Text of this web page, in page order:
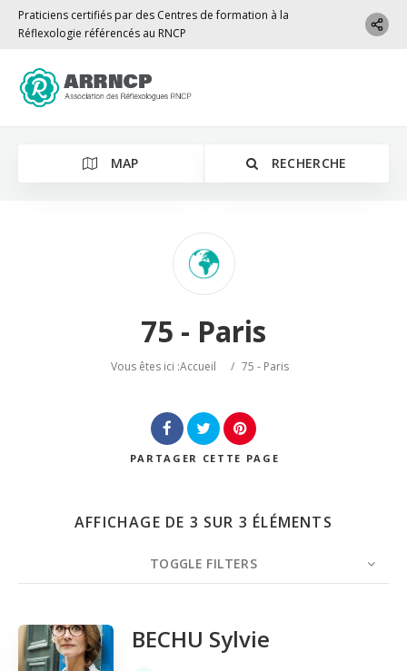
Praticiens certifiés par des Centres de formation à la
Réflexologie référencés au RNCP
MAP RECHERCHE
Recherche
75 - Paris
Vous êtes ici :Accueil / 75 - Paris
PARTAGER CETTE PAGE
AFFICHAGE DE 3 SUR 3 ÉLÉMENTS
TOGGLE FILTERS
NOMBRE BECHU Sylvie